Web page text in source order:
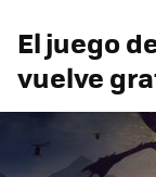
El juego
vuelve